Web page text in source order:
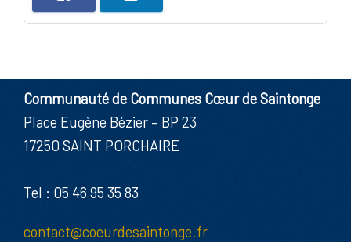
Communauté de Communes Cœur de Saintonge
Place Eugène Bézier – BP 23
17250 SAINT PORCHAIRE
Tel : 05 46 95 35 83
contact@coeurdesaintonge.fr